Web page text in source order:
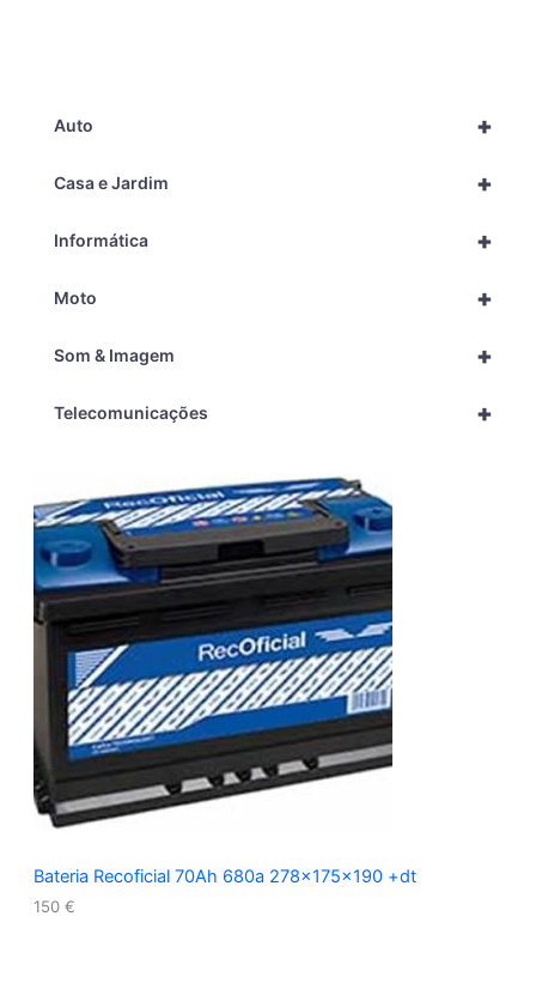
+
Auto
+
Casa e Jardim
+
Informática
+
Moto
+
Som & Imagem
+
Telecomunicações
Bateria Recoficial 70Ah 680a 278x175x190 +dt
150 €